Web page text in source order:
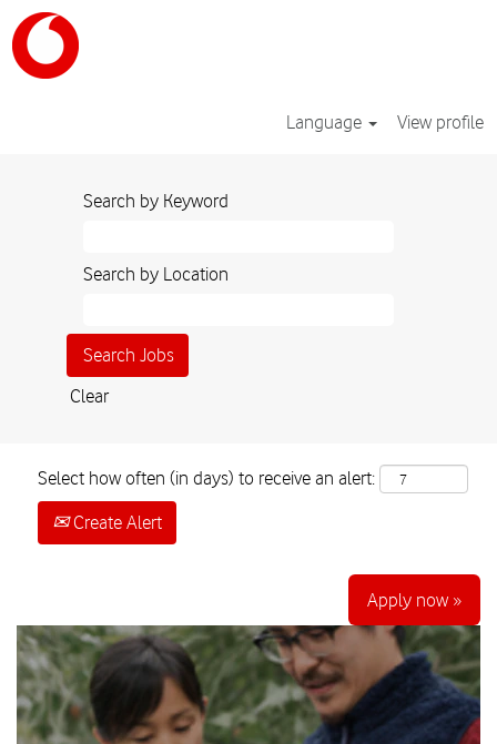
Language View profile
Search by Keyword
Search by Location
Clear
Select how often (in days) to receive an alert:
Create Alert
Apply now »